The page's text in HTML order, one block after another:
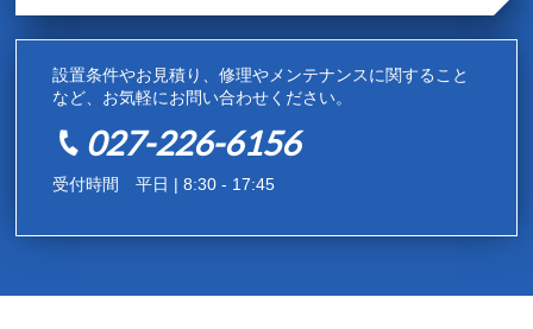
設置条件やお見積り、修理やメンテナンスに関すること
など、お気軽にお問い合わせください。
027-226-6156
受付時間 平日 | 8:30 - 17:45